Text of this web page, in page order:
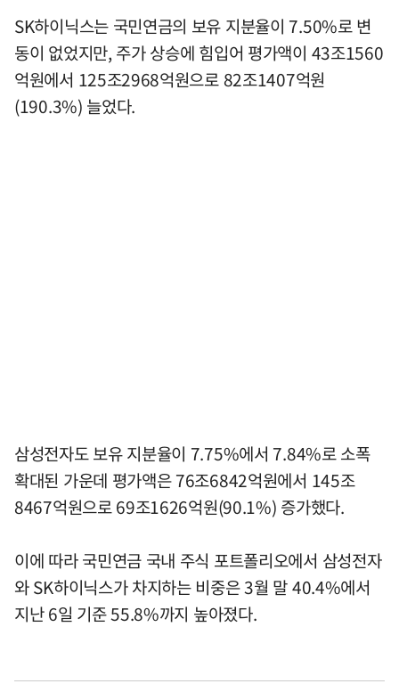
SK하이닉스는 국민연금의 보유 지분율이 7.50%로 변
동이 없었지만, 주가 상승에 힘입어 평가액이 43조1560
억원에서 125조2968억원으로 82조1407억원
(190.3%) 늘었다.
삼성전자도 보유 지분율이 7.75%에서 7.84%로 소폭
확대된 가운데 평가액은 76조6842억원에서 145조
8467억원으로 69조1626억원(90.1%) 증가했다.
이에 따라 국민연금 국내 주식 포트폴리오에서 삼성전자
와 SK하이닉스가 차지하는 비중은 3월 말 40.4%에서
지난 6일 기준 55.8%까지 높아졌다.